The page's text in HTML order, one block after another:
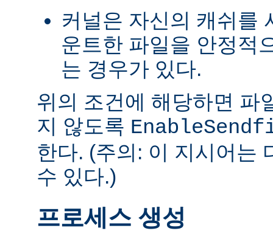
커널은 자신의 캐쉬를
운트한 파일을 안정적
는 경우가 있다.
위의 조건에 해당하면 파
지 않도록
한다. (주의: 이 지시어는
수 있다.)
프로세스 생성